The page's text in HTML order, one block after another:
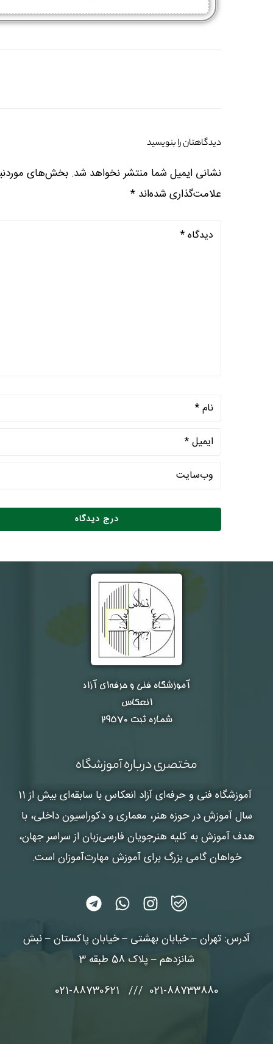
دیدگاهتان را بنویسید
نشانی ایمیل شما منتشر نخواهد شد. بخش‌های
علامت‌گذاری شده‌اند *
آموزشگاه فنی و حرفه‌ای آزاد
انعکاس
شماره ثبت ۲۹۵۷۰
مختصری درباره آموزشگاه
آموزشگاه فنی و حرفه‌ای آزاد انعکاس
با سابقه‌ای بیش از 11
سال آموزش در حوزه هنر، معماری و دکوراسیون داخلی، با
هدف آموزش به کلیه هنرجویان فارسی‌زبان از سراسر جهان،
خواهان گامی بزرگ برای آموزش مهارت‌آموزان است.
آدرس: تهران – خیابان بهشتی – خیابان پاکستان – نبش
شانزدهم – پلاک 58 طبقه 3
021-88733880 /// 021-88730621